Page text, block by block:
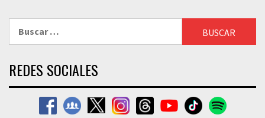
REDES SOCIALES